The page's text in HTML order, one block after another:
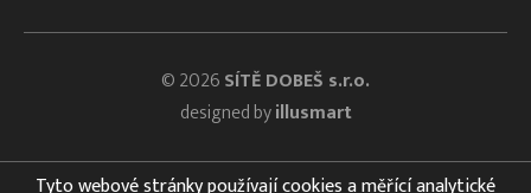
© 2026SÍTĚ DOBEŠ s.r.o.
designed byillusmart
Tyto webové stránky používají cookies a měřící analytické